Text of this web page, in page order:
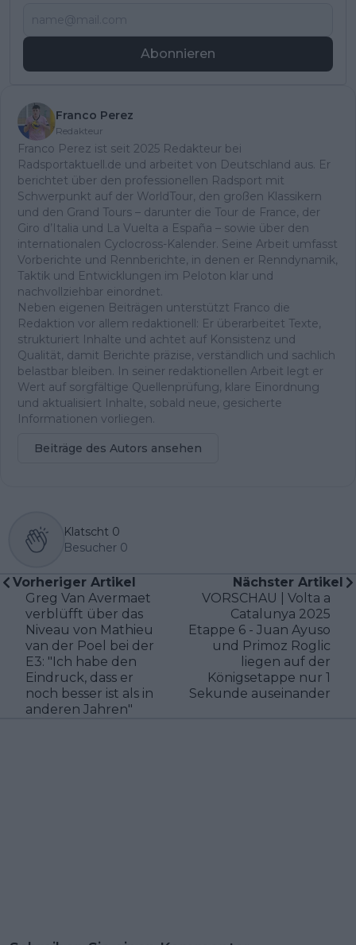
Abonnieren
Franco Perez
Redakteur
Franco Perez ist seit 2025 Redakteur bei
Radsportaktuell.de und arbeitet von Deutschland aus. Er
berichtet über den professionellen Radsport mit
Schwerpunkt auf der WorldTour, den großen Klassikern
und den Grand Tours – darunter die Tour de France, der
Giro d’Italia und La Vuelta a España – sowie über den
internationalen Cyclocross-Kalender. Seine Arbeit umfasst
Vorberichte und Rennberichte, in denen er Renndynamik,
Taktik und Entwicklungen im Peloton klar und
nachvollziehbar einordnet.
Neben eigenen Beiträgen unterstützt Franco die
Redaktion vor allem redaktionell: Er überarbeitet Texte,
strukturiert Inhalte und achtet auf Konsistenz und
Qualität, damit Berichte präzise, verständlich und sachlich
belastbar bleiben. In seiner redaktionellen Arbeit legt er
Wert auf sorgfältige Quellenprüfung, klare Einordnung
und aktualisiert Inhalte, sobald neue, gesicherte
Informationen vorliegen.
Beiträge des Autors ansehen
Klatscht 0
Besucher 0
Vorheriger Artikel
Greg Van Avermaet
verblüfft über das
Niveau von Mathieu
van der Poel bei der
E3: "Ich habe den
Eindruck, dass er
noch besser ist als in
anderen Jahren"
Nächster Artikel
VORSCHAU | Volta a
Catalunya 2025
Etappe 6 - Juan Ayuso
und Primoz Roglic
liegen auf der
Königsetappe nur 1
Sekunde auseinander